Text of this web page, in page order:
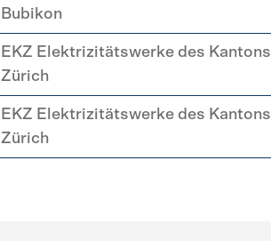
Bubikon
EKZ Elektrizitätswerke des Kantons
Zürich
EKZ Elektrizitätswerke des Kantons
Zürich